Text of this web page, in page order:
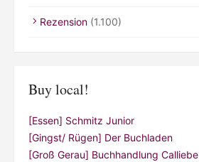
Rezension (1.100)
Buy local!
[Essen] Schmitz Junior
[Gingst/ Rügen] Der Buchladen
[Groß Gerau] Buchhandlung Calliebe